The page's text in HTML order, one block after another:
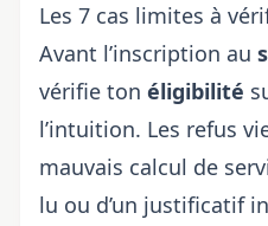
Les 7 cas limites à
Avant l’inscription au
vérifie ton éligibilité
l’intuition. Les refus
mauvais calcul de
lu ou d’un justificatif